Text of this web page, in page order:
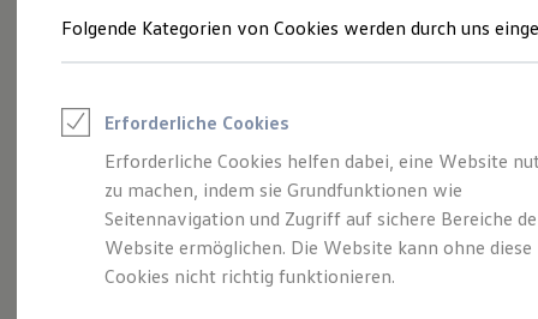
Junge Gebrauchtwagen und Gebrauchtwagen
Saisonangebote
Leasing
Leasing-Angebote
Gebrauchtwagen Leasing
Junge Gebrauchtwagen-Leasing
Elektroauto Leasing
Kleinwagen-Leasing
Leasing ohne Anzahlung
Der ID.7 Tourer
Folgende Kategorien von Cookies werden durch uns
Erforderliche Cookies
Erforderliche Cookies helfen dabei, eine Website
zu machen, indem sie Grundfunktionen wie
Seitennavigation und Zugriff auf sichere Bereiche
Website ermöglichen. Die Website kann ohne diese
Cookies nicht richtig funktionieren.